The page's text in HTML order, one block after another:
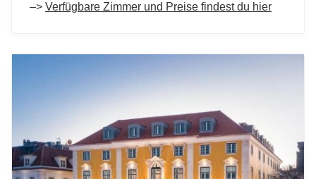
–> Verfügbare Zimmer und Preise findest du hier